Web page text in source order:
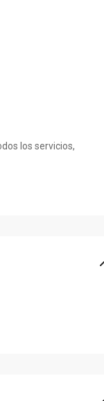
los servicios,